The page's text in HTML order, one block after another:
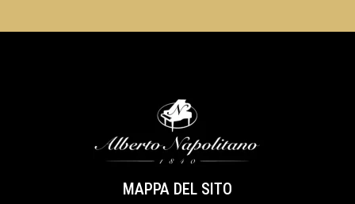
MAPPA DEL SITO